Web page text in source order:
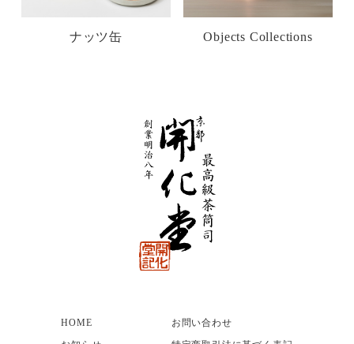
ナッツ缶 Objects Collections
HOME
お問い合わせ